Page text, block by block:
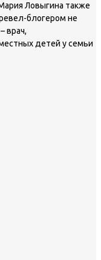
Ловыгина также
блогером не
врач,
детей у семьи